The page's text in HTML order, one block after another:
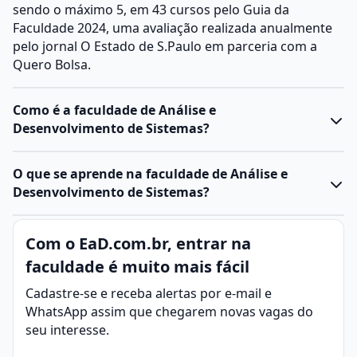
sendo o máximo 5, em 43 cursos pelo Guia da
Faculdade 2024, uma avaliação realizada anualmente
pelo jornal O Estado de S.Paulo em parceria com a
Quero Bolsa.
Como é a faculdade de Análise e
Desenvolvimento de Sistemas?
O curso de ADSforma profissionais capacitados para
projetar, desenvolver e gerenciar sistemas de
aluno para atuar com tecnologias atuais e
metodologias ágeis no desenvolvimento de sistemas.
Características do curso:
ou tecnológicos; cursos de bacharelado podem durar
4 anos.
Modalidades:Presencial
O que se aprende na faculdade de Análise e
Desenvolvimento de Sistemas?
Análise e Desenvolvimento de Sistemas (ADS) é a
área da tecnologia da informação voltada para a
criação, manutenção e evolução de sistemas de
software que atendam às necessidades de
empresas, instituições e usuários.
O profissional da área atua planejando soluções,
Com o EaD.com.br, entrar na
faculdade é muito mais fácil
Cadastre-se e receba alertas por e-mail e
WhatsApp assim que chegarem novas vagas do
seu interesse.